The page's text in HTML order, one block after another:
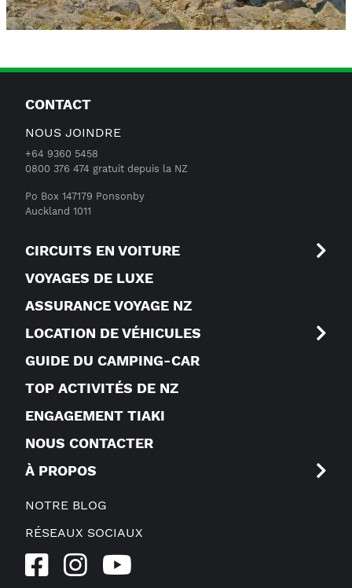
CONTACT
NOUS JOINDRE
+64 9360 5458
0800 376 474 gratuit depuis la NZ
Po Box 147179 Ponsonby
Auckland 1011
CIRCUITS EN VOITURE
VOYAGES DE LUXE
ASSURANCE VOYAGE NZ
LOCATION DE VÉHICULES
GUIDE DU CAMPING-CAR
TOP ACTIVITÉS DE NZ
ENGAGEMENT TIAKI
NOUS CONTACTER
À PROPOS
NOTRE BLOG
RÉSEAUX SOCIAUX